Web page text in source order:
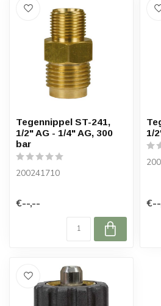
Tegennippel ST-241,
1/2" AG - 1/4" AG, 300
bar
200241710
€--,--
1/